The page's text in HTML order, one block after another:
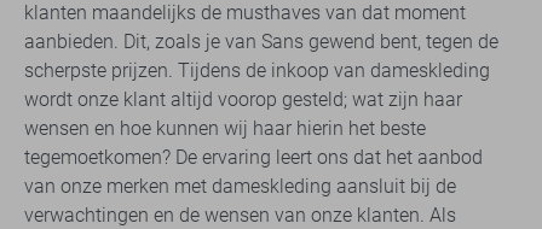
klanten maandelijks de musthaves van dat moment
aanbieden. Dit, zoals je van Sans gewend bent, tegen de
scherpste prijzen. Tijdens de inkoop van dameskleding
wordt onze klant altijd voorop gesteld; wat zijn haar
wensen en hoe kunnen wij haar hierin het beste
tegemoetkomen? De ervaring leert ons dat het aanbod
van onze merken met dameskleding aansluit bij de
verwachtingen en de wensen van onze klanten. Als